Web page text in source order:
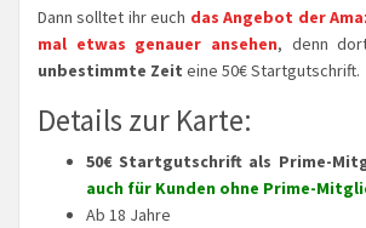
Dann solltet ihr euch das Angebot der
mal etwas genauer ansehen, denn
unbestimmte Zeit eine 50€ Startgutschrift.
Details zur Karte:
50€ Startgutschrift als Prime-
auch für Kunden ohne Prime-
Ab 18 Jahre